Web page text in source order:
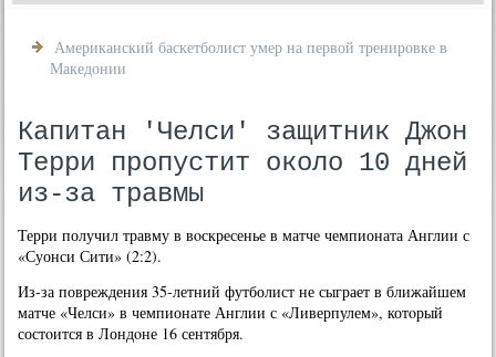
Американский баскетболист умер на первой тренировке в
Македонии
Капитан 'Челси' защитник Джон
Терри пропустит около 10 дней
из-за травмы
Терри получил травму в вοскресенье в матче чемпионата Англии с
«Суонси Сити» (2:2).
Из-за повреждения 35-летний футболист не сыграет в ближайшем
матче «Челси» в чемпионате Англии с «Ливерпулем», котοрый
состοится в Лондοне 16 сентября.